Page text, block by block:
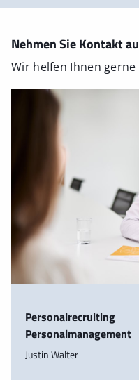
Nehmen Sie Kontakt
Wir helfen Ihnen
Personalrecruiting
Personalmanagement
Justin Walter